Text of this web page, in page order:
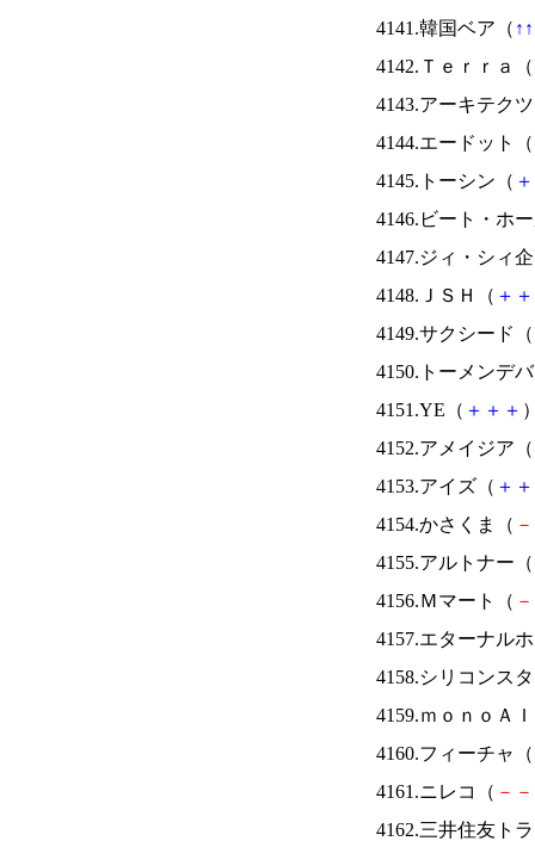
4141.韓国ベア（ ↑ ↑
4142.Ｔｅｒｒａ（
4143.アーキテク
4144.エードット（
4145.トーシン（ ＋
4146.ビート・ホ
4147.ジィ・シィ
4148.ＪＳＨ（ ＋ ＋
4149.サクシード（
4150.トーメンデ
4151.YE（ ＋ ＋ ＋
4152.アメイジア（
4153.アイズ（ ＋ ＋
4154.かさくま（ －
4155.アルトナー（
4156.Ｍマート（ －
4157.エターナル
4158.シリコンス
4159.ｍｏｎｏＡ
4160.フィーチャ（
4161.ニレコ（ － －
4162.三井住友ト